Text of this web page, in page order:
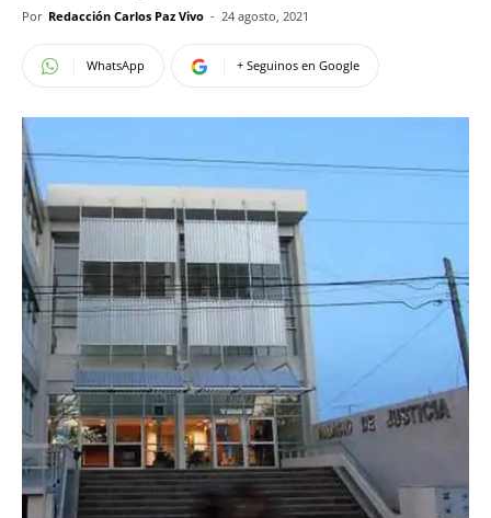
Por Redacción Carlos Paz Vivo - 24 agosto, 2021
WhatsApp + Seguinos en Google